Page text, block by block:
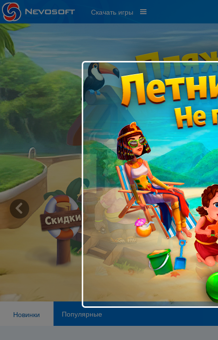
Скачать игры
Новинки Популярные